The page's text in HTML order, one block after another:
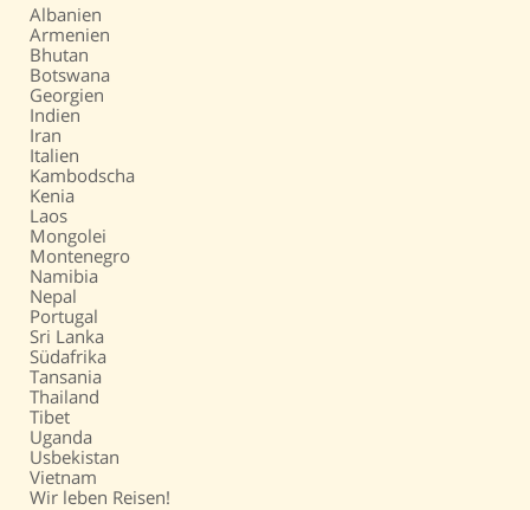
Albanien
Armenien
Bhutan
Botswana
Georgien
Indien
Iran
Italien
Kambodscha
Kenia
Laos
Mongolei
Montenegro
Namibia
Nepal
Portugal
Sri Lanka
Südafrika
Tansania
Thailand
Tibet
Uganda
Usbekistan
Vietnam
Wir leben Reisen!